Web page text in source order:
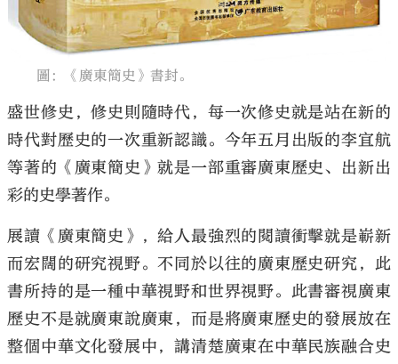
圖：《廣東簡史》書封。
盛世修史，修史則隨時代，每一次修史就是站在新的
時代對歷史的一次重新認識。今年五月出版的李宜航
等著的《廣東簡史》就是一部重審廣東歷史、出新出
彩的史學著作。
展讀《廣東簡史》，給人最強烈的閱讀衝擊就是嶄新
而宏闊的研究視野。不同於以往的廣東歷史研究，此
書所持的是一種中華視野和世界視野。此書審視廣東
歷史不是就廣東說廣東，而是將廣東歷史的發展放在
整個中華文化發展中，講清楚廣東在中華民族融合史